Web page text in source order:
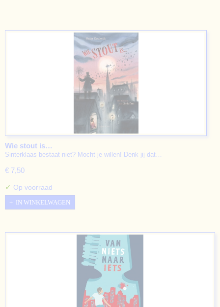
Wie stout is…
Sinterklaas bestaat niet? Mocht je willen! Denk jij dat…
€ 7,50
✓ Op voorraad
IN WINKELWAGEN